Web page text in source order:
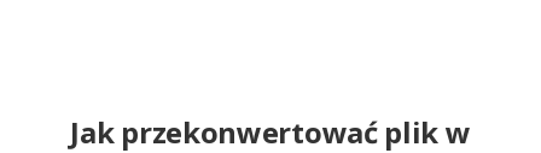
Jak przekonwertować plik w